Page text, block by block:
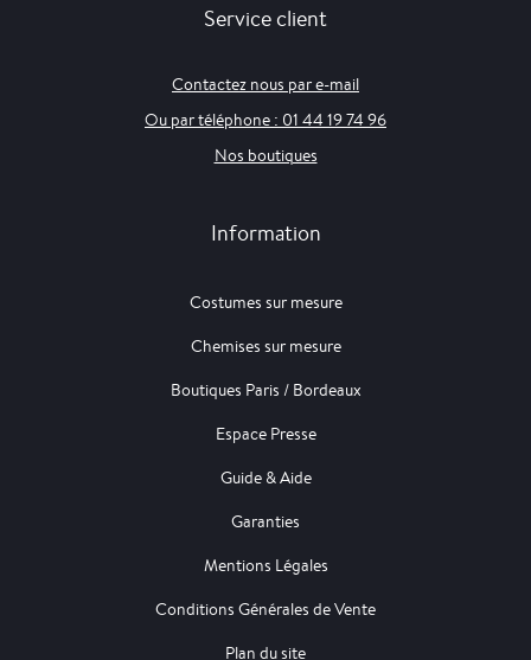
Service client
Contactez nous par e-mail
Ou par téléphone : 01 44 19 74 96
Nos boutiques
Information
Costumes sur mesure
Chemises sur mesure
Boutiques Paris / Bordeaux
Espace Presse
Guide & Aide
Garanties
Mentions Légales
Conditions Générales de Vente
Plan du site